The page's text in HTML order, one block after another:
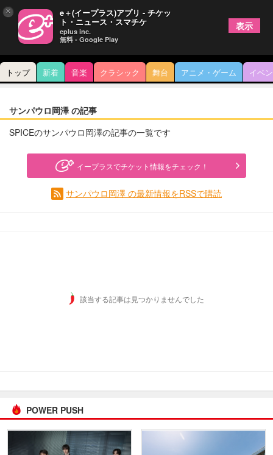
トップ 新着 音楽 クラシック 舞台 アニメ・ゲーム イベ
サンパウロ岡澤 の記事
SPICEのサンパウロ岡澤の記事の一覧です
イープラスでチケット情報をチェック！
サンパウロ岡澤 の最新情報をRSSで購読
該当する記事は見つかりませんでした
POWER PUSH
× e＋(イープラス)アプリ - チケッ
ト・ニュース・スマチケ
eplus inc.
無料 - Google Play
表示